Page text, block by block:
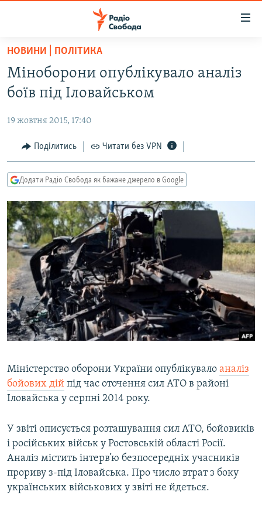
Перейти
основного
матеріалу
до
навігації
Перейти
до
РАДІО СВОБОДА – 70 РОКІВ
ВСЕ ЗА ДОБУ
ПОЛІТИКА
ЕКОНОМІКА
КУЛЬТУРА
СПОРТ
УКРАЇНА
СВІТ
ВІЙНА
РОСІЙСЬКА «ФІЛЬТРАЦІЯ»
КРИМ.РЕАЛІЇ
ТИ ЯК?
СХЕМИ
КИТАЙ.ВИКЛИКИ
МУЛЬТИМЕДІА
ФОТО
СПЕЦПРОЄКТИ
ПОДКАСТИ
КРИМ РЕАЛІЇ
РУС
УКР
КТАТ
ДОЛУЧАЙСЯ!
НОВИНИ | ПОЛІТИКА
Міноборони опублікувало аналіз
боїв під Іловайськом
19 жовтня 2015, 17:40
Поділитись Читати без VPN
Додати Радіо Свобода як бажане джерело в Google
Міністерство оборони України опублікувало аналіз
бойових дій під час оточення сил АТО в районі
Іловайська у серпні 2014 року.
У звіті описується розташування сил АТО, бойовиків
і російських військ у Ростовській області Росії.
Аналіз містить інтерв’ю безпосередніх учасників
прориву з-під Іловайська. Про число втрат з боку
українських військових у звіті не йдеться.